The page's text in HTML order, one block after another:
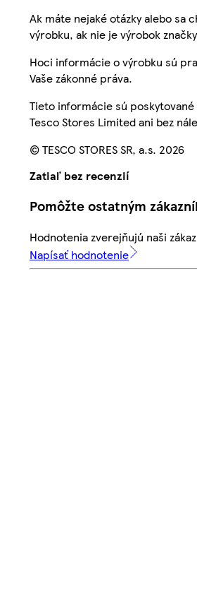
Ak máte nejaké otázky alebo sa
výrobku, ak nie je výrobok
Hoci informácie o výrobku sú
Vaše zákonné práva.
Tieto informácie sú
Tesco Stores Limited ani bez
© TESCO STORES SR, a.s. 2026
Zatiaľ bez recenzií
Pomôžte ostatným
Hodnotenia zverejňujú naši
Napísať hodnotenie